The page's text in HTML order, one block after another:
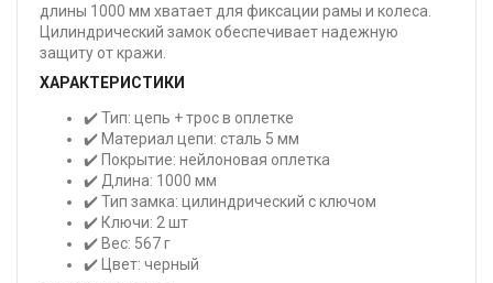
длины 1000 мм хватает для фиксации рамы и колеса.
Цилиндрический замок обеспечивает надежную
защиту от кражи.
ХАРАКТЕРИСТИКИ
✔️ Тип: цепь + трос в оплетке
✔️ Материал цепи: сталь 5 мм
✔️ Покрытие: нейлоновая оплетка
✔️ Длина: 1000 мм
✔️ Тип замка: цилиндрический с ключом
✔️ Ключи: 2 шт
✔️ Вес: 567 г
✔️ Цвет: черный